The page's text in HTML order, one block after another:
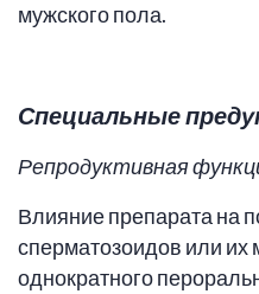
мужского пола.
Специальные
Репродуктивная
Влияние препарата на
сперматозоидов или
однократного